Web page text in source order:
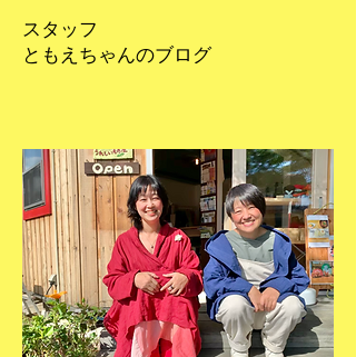
スタッフ
​ともえちゃんのブログ